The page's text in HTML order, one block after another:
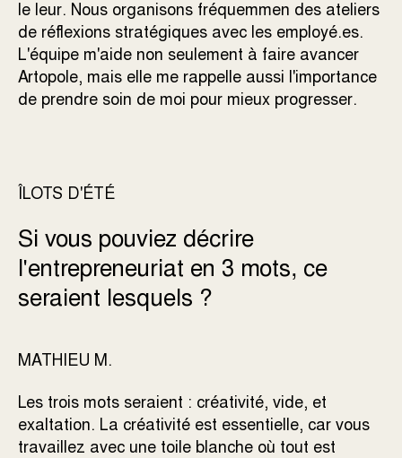
le leur. Nous organisons fréquemmen des ateliers
de réflexions stratégiques avec les employé.es.
L'équipe m'aide non seulement à faire avancer
Artopole, mais elle me rappelle aussi l'importance
de prendre soin de moi pour mieux progresser.
ÎLOTS D'ÉTÉ
Si vous pouviez décrire
l'entrepreneuriat en 3 mots, ce
seraient lesquels ?
MATHIEU M.
Les trois mots seraient : créativité, vide, et
exaltation. La créativité est essentielle, car vous
travaillez avec une toile blanche où tout est